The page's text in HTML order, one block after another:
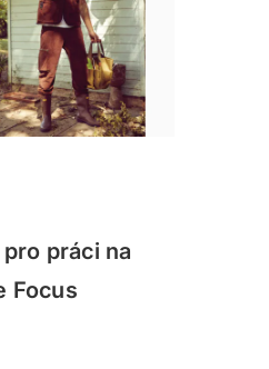
práci na
Focus